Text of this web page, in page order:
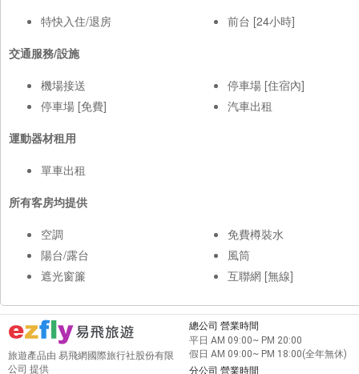
特快入住/退房
前台 [24小時]
交通服務/設施
機場接送
停車場 [免費]
停車場 [住宿內]
汽車出租
運動器材租用
單車出租
所有客房均提供
空調
陽台/露台
遮光窗簾
免費樽裝水
風筒
互聯網 [無線]